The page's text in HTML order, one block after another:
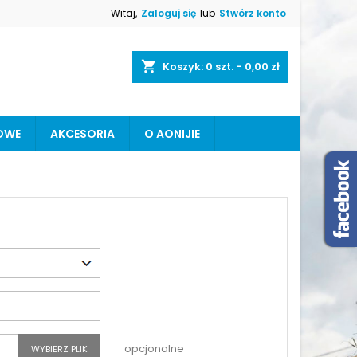
Witaj, Zaloguj się lub Stwórz konto
shopping_cart Koszyk: 0 szt. - 0,00 zł
AKCESORIA O AONIJIE
WYBIERZ PLIK opcjonalne